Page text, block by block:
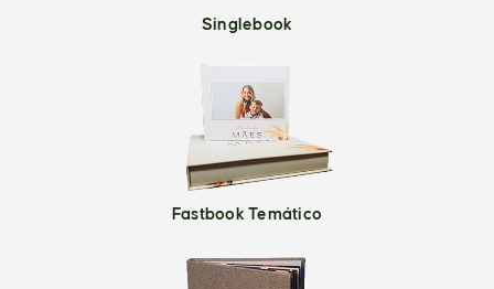
Singlebook
Fastbook Temático